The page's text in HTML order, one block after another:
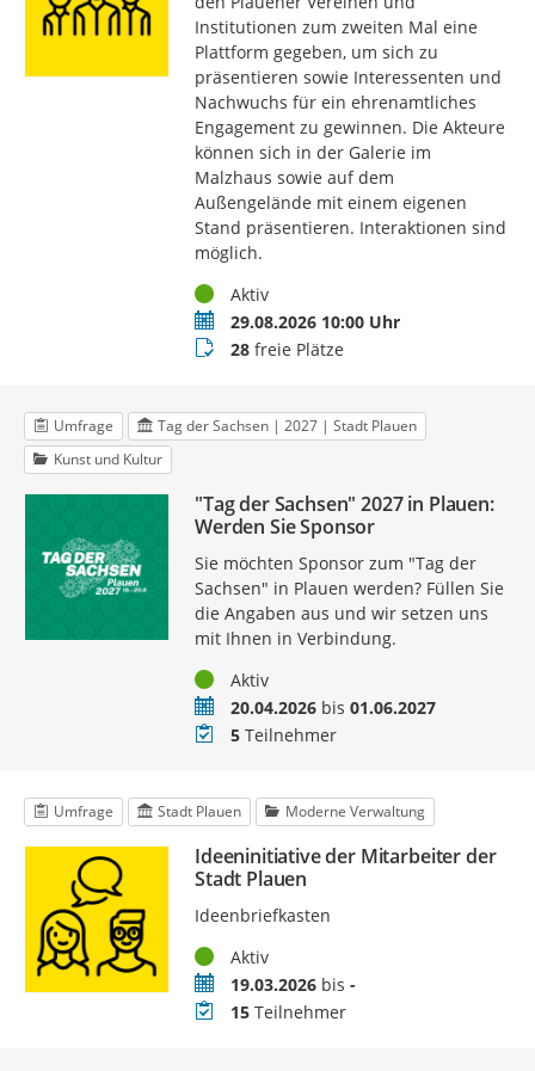
Institutionen zum zweiten Mal eine
Plattform gegeben, um sich zu
präsentieren sowie Interessenten und
Nachwuchs für ein ehrenamtliches
Engagement zu gewinnen. Die Akteure
können sich in der Galerie im
Malzhaus sowie auf dem
Außengelände mit einem eigenen
Stand präsentieren. Interaktionen sind
möglich.
StatusAktiv
Termin29.08.2026 10:00 Uhr
Buchungsstatus
28freie Plätze
Umfrage
Tag der Sachsen | 2027 | Stadt Plauen
Kunst und Kultur
"Tag der Sachsen" 2027 in Plauen:
Werden Sie Sponsor
Sie möchten Sponsor zum "Tag der
Sachsen" in Plauen werden? Füllen Sie
die Angaben aus und wir setzen uns
mit Ihnen in Verbindung.
StatusAktiv
Zeitraum20.04.2026bis 01.06.2027
Teilnehmer
5Teilnehmer
Umfrage Stadt Plauen Moderne Verwaltung
Ideeninitiative der Mitarbeiter der
Stadt Plauen
Ideenbriefkasten
StatusAktiv
Zeitraum19.03.2026bis -
Teilnehmer
15Teilnehmer